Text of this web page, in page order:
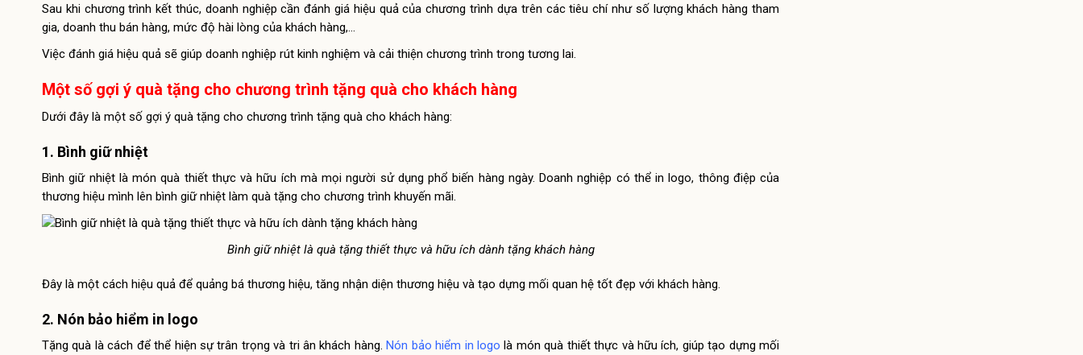
Sau khi chương trình kết thúc, doanh nghiệp cần đánh giá hiệu quả của chương trình dựa trên các tiêu chí như số lượng khách hàng tham
gia, doanh thu bán hàng, mức độ hài lòng của khách hàng,…
Việc đánh giá hiệu quả sẽ giúp doanh nghiệp rút kinh nghiệm và cải thiện chương trình trong tương lai.
Một số gợi ý quà tặng cho chương trình tặng quà cho khách hàng
Dưới đây là một số gợi ý quà tặng cho chương trình tặng quà cho khách hàng:
1. Bình giữ nhiệt
Bình giữ nhiệt là món quà thiết thực và hữu ích mà mọi người sử dụng phổ biến hàng ngày. Doanh nghiệp có thể in logo, thông điệp của
thương hiệu mình lên bình giữ nhiệt làm quà tặng cho chương trình khuyến mãi.
Bình giữ nhiệt là quà tặng thiết thực và hữu ích dành tặng khách hàng
Đây là một cách hiệu quả để quảng bá thương hiệu, tăng nhận diện thương hiệu và tạo dựng mối quan hệ tốt đẹp với khách hàng.
2. Nón bảo hiểm in logo
Tặng quà là cách để thể hiện sự trân trọng và tri ân khách hàng.Nón bảo hiểm in logo là món quà thiết thực và hữu ích, giúp tạo dựng mối